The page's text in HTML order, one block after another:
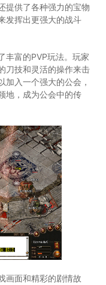
提供了各种强力的宝物
发挥出更强大的战斗
丰富的PVP玩法。玩家
刀技和灵活的操作来击
加入一个强大的公会，
地，成为公会中的传
画面和精彩的剧情故